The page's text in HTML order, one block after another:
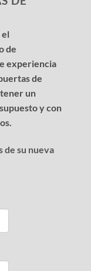
el
de
experiencia
de
un
y con
de su nueva